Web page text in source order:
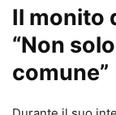
Il monito
“Non
comune”